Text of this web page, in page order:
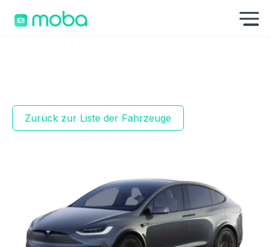
Zurück zur Liste der Fahrzeuge